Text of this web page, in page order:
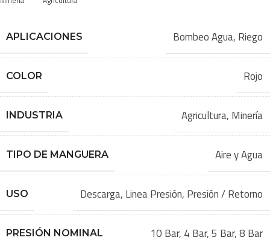
APLICACIONES Bombeo Agua, Riego
COLOR Rojo
INDUSTRIA Agricultura, Minería
TIPO DE MANGUERA Aire y Agua
USO Descarga, Linea Presión, Presión / Retorno
PRESIÓN NOMINAL 10 Bar, 4 Bar,5 Bar,8 Bar